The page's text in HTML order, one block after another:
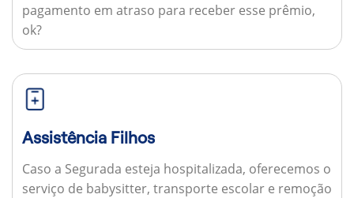
pagamento em atraso para receber esse prêmio,
ok?
Assistência Filhos
Caso a Segurada esteja hospitalizada, oferecemos o
serviço de babysitter, transporte escolar e remoção